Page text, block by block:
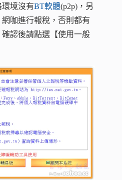
境沒有BT軟體(p2p)，另
咖進行報稅，否則都有
認後請點選【使用一般